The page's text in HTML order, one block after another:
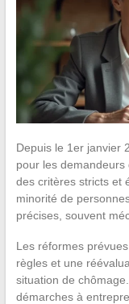
Depuis le 1er janvier
pour les demandeurs
des critères stricts et
minorité de
précises, souvent
Les réformes
règles et une
situation de
démarches à